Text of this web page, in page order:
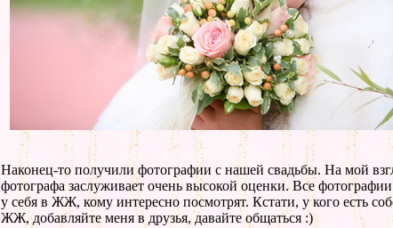
Наконец-то получили фотографии с нашей свадьбы. На мой
фотографа заслуживает очень высокой оценки. Все фотографии
у себя в ЖЖ, кому интересно посмотрят. Кстати, у кого есть
ЖЖ, добавляйте меня в друзья, давайте общаться :)